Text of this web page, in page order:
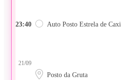
23:40 Auto Posto Estrela de
21/09
Posto da Gruta